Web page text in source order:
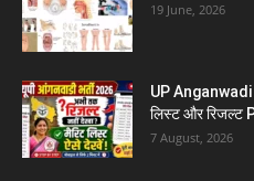
19 June, 2026
UP Anganwadi
लिस्ट और रिजल्ट
7 August, 2026